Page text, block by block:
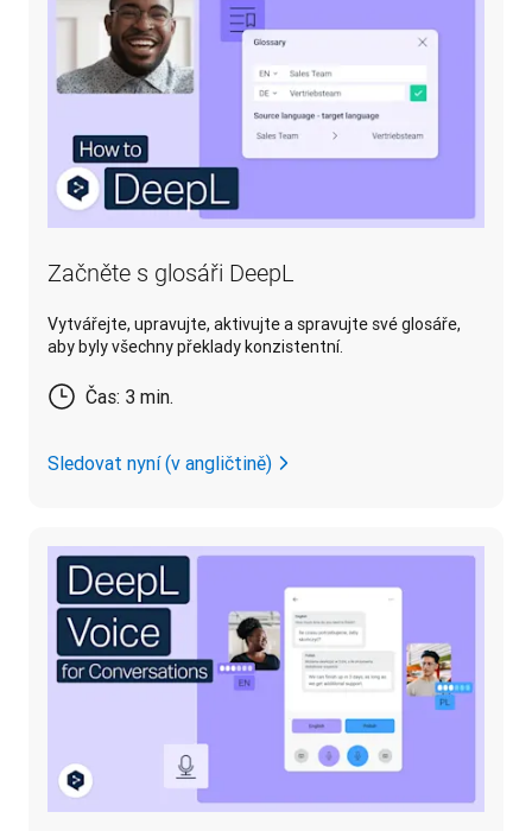
Začněte s glosáři DeepL
Vytvářejte, upravujte, aktivujte a spravujte své glosáře,
aby byly všechny překlady konzistentní.
Čas: 3 min.
Sledovat nyní (v angličtině)